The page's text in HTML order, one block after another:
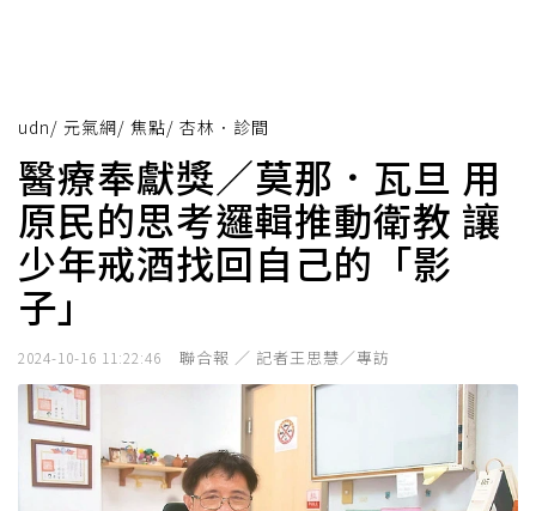
udn/ 元氣網/ 焦點/ 杏林．診間
醫療奉獻獎／莫那．瓦旦 用
原民的思考邏輯推動衛教 讓
少年戒酒找回自己的「影
子」
2024-10-16 11:22:46 聯合報 ／ 記者王思慧／專訪